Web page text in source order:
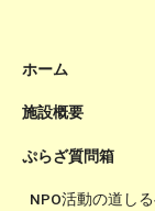
ホーム
施設概要
ぷらざ質問箱
NPO活動の道し